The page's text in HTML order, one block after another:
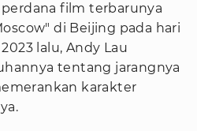
film terbarunya
di Beijing pada hari
lalu, Andy Lau
tentang jarangnya
karakter